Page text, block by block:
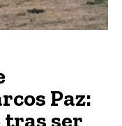
Paz:
ser